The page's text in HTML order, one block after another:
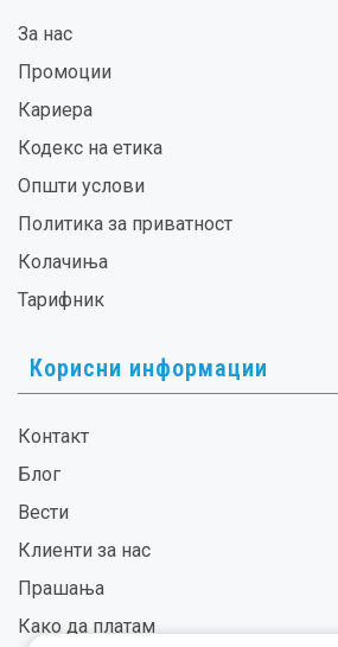
За нас
Промоции
Кариера
Кодекс на етика
Општи услови
Политика за приватност
Колачиња
Тарифник
Корисни информации
Контакт
Блог
Вести
Клиенти за нас
Прашања
Како да платам